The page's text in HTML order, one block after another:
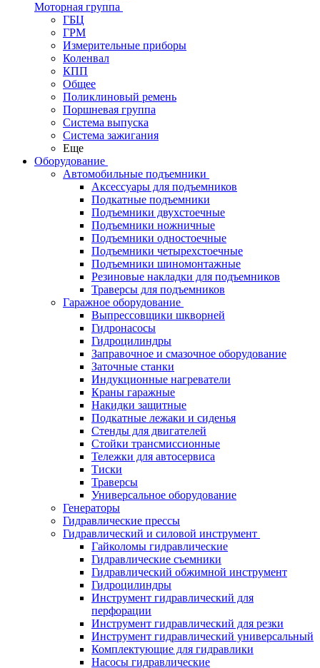
Моторная группа
ГБЦ
ГРМ
Измерительные приборы
Коленвал
КПП
Общее
Поликлиновый ремень
Поршневая группа
Система выпуска
Система зажигания
Еще
Оборудование
Автомобильные подъемники
Аксессуары для подъемников
Подкатные подъемники
Подъемники двухстоечные
Подъемники ножничные
Подъемники одностоечные
Подъемники четырехстоечные
Подъемники шиномонтажные
Резиновые накладки для подъемников
Траверсы для подъемников
Гаражное оборудование
Выпрессовщики шкворней
Гидронасосы
Гидроцилиндры
Заправочное и смазочное оборудование
Заточные станки
Индукционные нагреватели
Краны гаражные
Накидки защитные
Подкатные лежаки и сиденья
Стенды для двигателей
Стойки трансмиссионные
Тележки для автосервиса
Тиски
Траверсы
Универсальное оборудование
Генераторы
Гидравлические прессы
Гидравлический и силовой инструмент
Гайколомы гидравлические
Гидравлические съемники
Гидравлический обжимной инструмент
Гидроцилиндры
Инструмент гидравлический для
перфорации
Инструмент гидравлический для резки
Инструмент гидравлический универсальный
Комплектующие для гидравлики
Насосы гидравлические